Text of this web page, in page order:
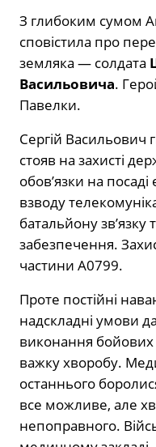
З глибоким сумом
сповістила про
земляка — солдата
Васильовича.
Павелки.
Сергій Васильович
стояв на захисті
обов’язки на
взводу
батальйону зв’язку
забезпечення.
частини А0799.
Проте постійні
надскладні умови
виконання бойових
важку хворобу.
останнього
все можливе, але
непоправного.